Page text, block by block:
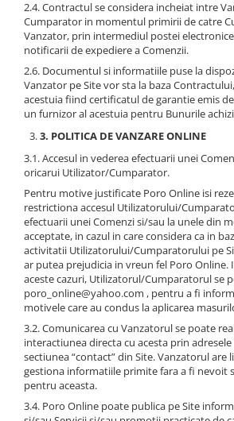
2.4. Contractul se considera incheiat intre
Cumparator in momentul primirii de catre
Vanzator, prin intermediul postei electronice
notificarii de expediere a Comenzii.
2.6. Documentul si informatiile puse la
Vanzator pe Site vor sta la baza
acestuia fiind certificatul de garantie emis
un furnizor al acestuia pentru Bunurile
3. POLITICA DE VANZARE ONLINE
3.1. Accesul in vederea efectuarii unei
oricarui Utilizator/Cumparator.
Pentru motive justificate Poro Online isi
restrictiona accesul Utilizatorului/
efectuarii unei Comenzi si/sau la unele din
acceptate, in cazul in care considera ca in
activitatii Utilizatorului/Cumparatorului pe
ar putea prejudicia in vreun fel Poro Online.
aceste cazuri, Utilizatorul/Cumparatorul se
poro_online@yahoo.com , pentru a fi
motivele care au condus la aplicarea
3.2. Comunicarea cu Vanzatorul se poate
interactiunea directa cu acesta prin
sectiunea “contact” din Site. Vanzatorul are
gestiona informatiile primite fara a fi nevoit
pentru aceasta.
3.4. Poro Online poate publica pe Site